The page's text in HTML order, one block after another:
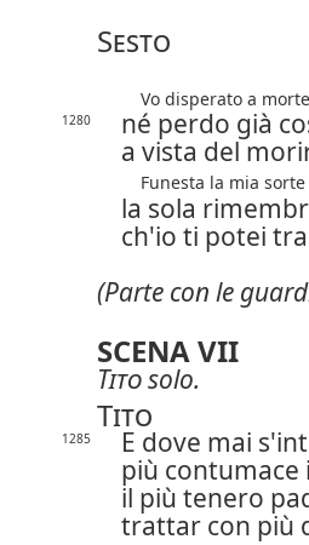
Sesto
Vo disperato a
1280
né perdo già
a vista del
Funesta la mia sorte
la sola
ch'io ti potei
(Parte con le
SCENA VII
Titosolo.
Tito
1285
E dove mai
più contumace
il più tenero
trattar con più